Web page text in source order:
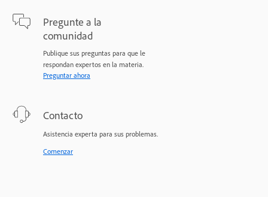
Pregunte a la
comunidad
Publique sus preguntas para que le
respondan expertos en la materia.
Preguntar ahora
Contacto
Asistencia experta para sus problemas.
Comenzar